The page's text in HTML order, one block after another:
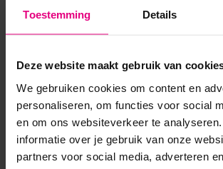
Toestemming Details
Deze website maakt gebruik van
We gebruiken cookies om content en
personaliseren, om functies voor social
en om ons websiteverkeer te
informatie over je gebruik van onze
partners voor social media, adverteren
Application error: a client-side exception